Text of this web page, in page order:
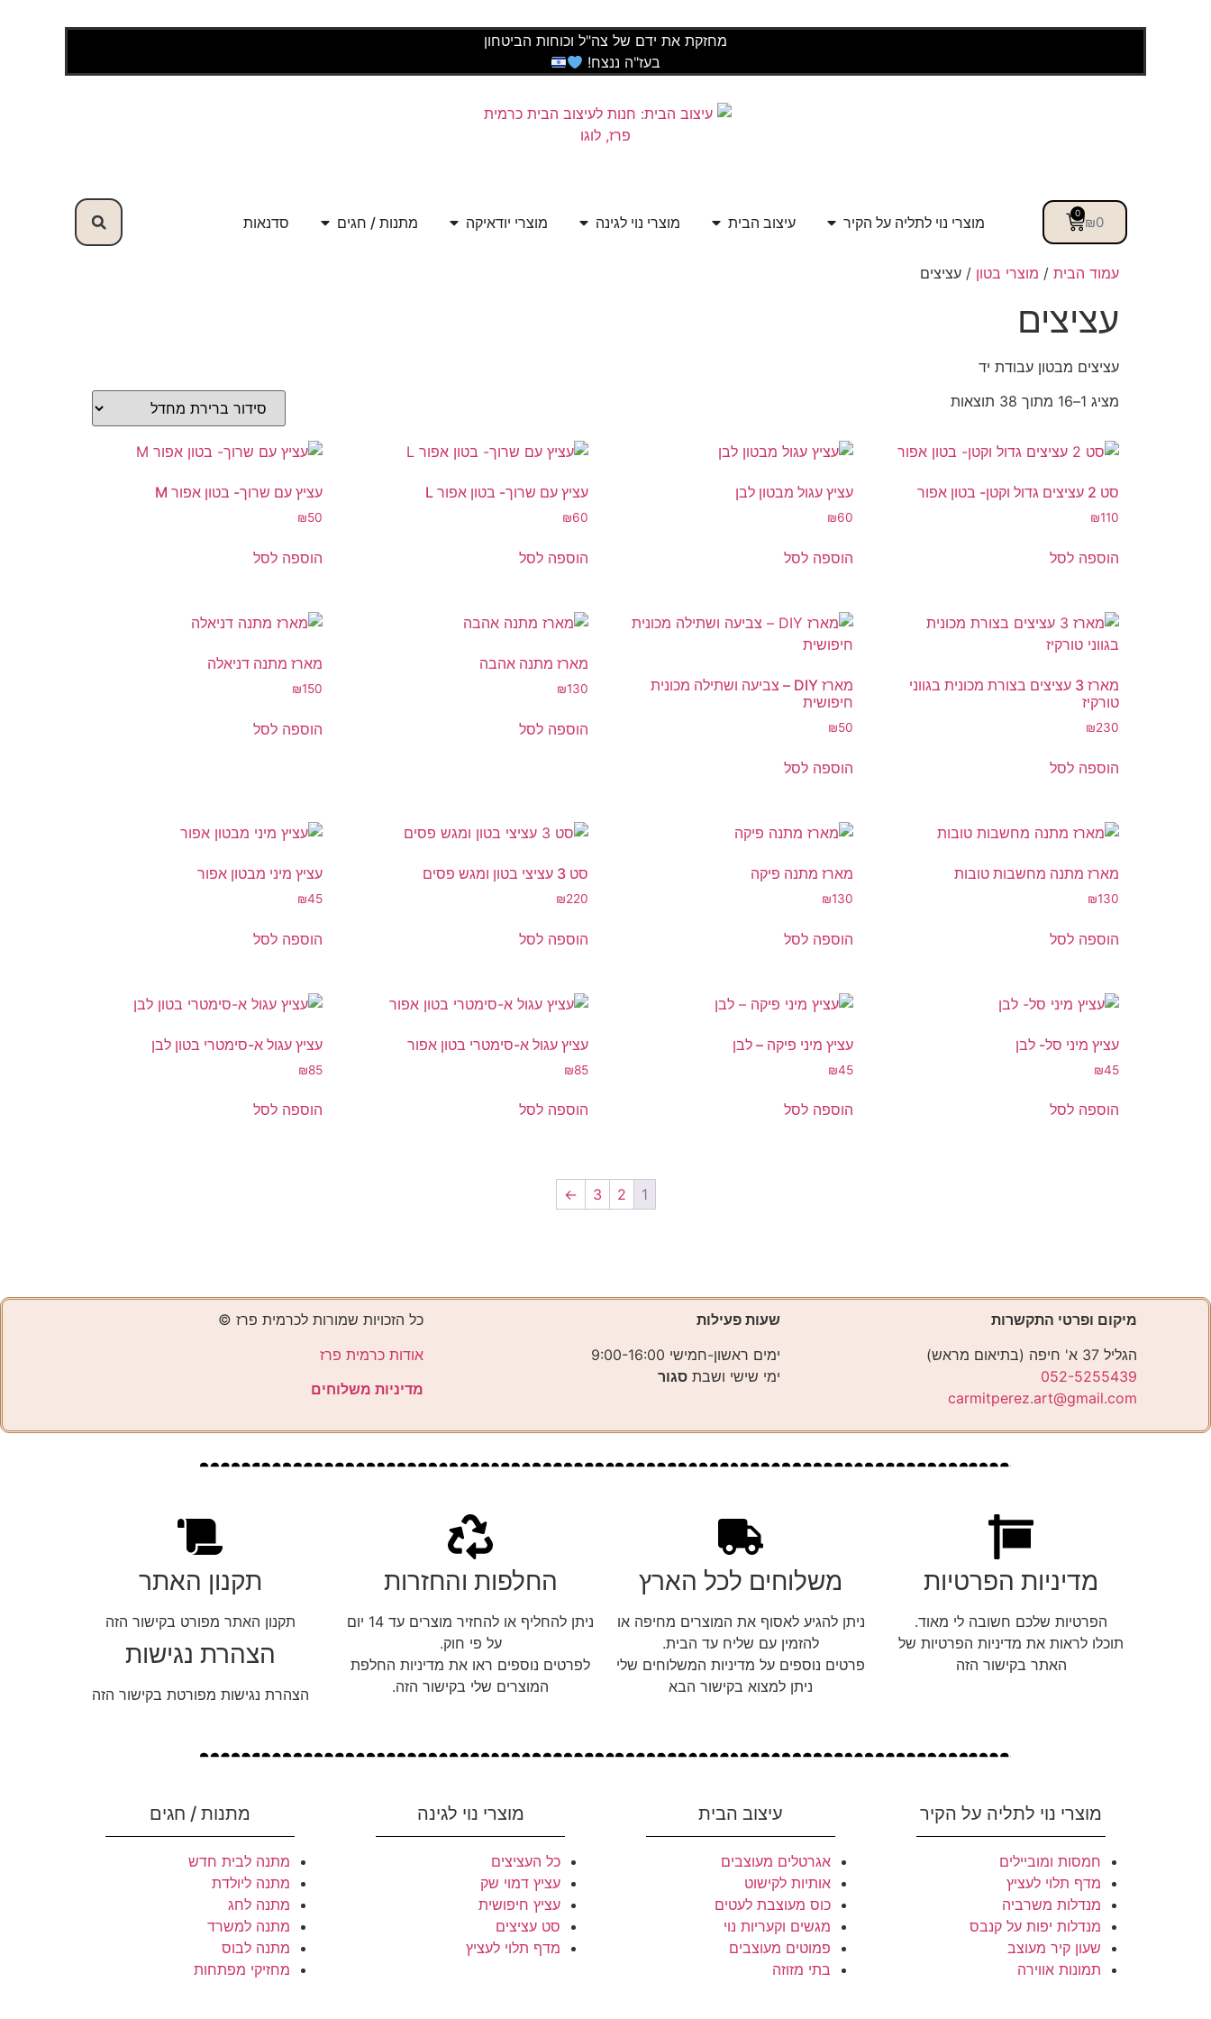
מחזקת את ידם של צה"ל וכוחות הביטחון
בעז"ה ננצח!
₪0
0
מוצרי נוי לתליה על הקיר עיצוב הבית מוצרי נוי לגינה מוצרי יודאיקה מתנות / חגים סדנאות
עמוד הבית / מוצרי בטון / עציצים
עציצים
עציצים מבטון עבודת יד
מציג 1–16 מתוך 38 תוצאות
סט 2 עציצים גדול וקטן- בטון אפור
₪110
הוספה לסל
עציץ עגול מבטון לבן
₪60
הוספה לסל
עציץ עם שרוך- בטון אפור L
₪60
הוספה לסל
עציץ עם שרוך- בטון אפור M
₪50
הוספה לסל
מארז 3 עציצים בצורת מכונית בגווני
טורקיז
₪230
הוספה לסל
מארז DIY – צביעה ושתילה מכונית
חיפושית
₪50
הוספה לסל
מארז מתנה אהבה
₪130
הוספה לסל
מארז מתנה דניאלה
₪150
הוספה לסל
מארז מתנה מחשבות טובות
₪130
הוספה לסל
מארז מתנה פיקה
₪130
הוספה לסל
סט 3 עציצי בטון ומגש פסים
₪220
הוספה לסל
עציץ מיני מבטון אפור
₪45
הוספה לסל
עציץ מיני סל- לבן
₪45
הוספה לסל
עציץ מיני פיקה – לבן
₪45
הוספה לסל
עציץ עגול א-סימטרי בטון אפור
₪85
הוספה לסל
עציץ עגול א-סימטרי בטון לבן
₪85
הוספה לסל
1
2
3
←
מיקום ופרטי התקשרות
הגליל 37 א' חיפה (בתיאום מראש)
052-5255439
carmitperez.art@gmail.com
שעות פעילות
ימים ראשון-חמישי 9:00-16:00
ימי שישי ושבת סגור
כל הזכויות שמורות לכרמית פרז ©️
אודות כרמית פרז
מדיניות משלוחים
מדיניות הפרטיות
הפרטיות שלכם חשובה לי מאוד.
תוכלו לראות את מדיניות הפרטיות של
האתר בקישור הזה
משלוחים לכל הארץ
ניתן להגיע לאסוף את המוצרים מחיפה או
להזמין עם שליח עד הבית.
פרטים נוספים על מדיניות המשלוחים שלי
ניתן למצוא בקישור הבא
החלפות והחזרות
ניתן להחליף או להחזיר מוצרים עד 14 יום
על פי חוק.
לפרטים נוספים ראו את מדיניות החלפת
המוצרים שלי בקישור הזה.
תקנון האתר
תקנון האתר מפורט בקישור הזה
הצהרת נגישות
הצהרת נגישות מפורטת בקישור הזה
מוצרי נוי לתליה על הקיר
חמסות ומוביילים
מדף תלוי לעציץ
מנדלות משרביה
מנדלות יפות על קנבס
שעון קיר מעוצב
תמונות אווירה
עיצוב הבית
אגרטלים מעוצבים
אותיות לקישוט
כוס מעוצבת לעטים
מגשים וקעריות נוי
פמוטים מעוצבים
בתי מזוזה
מוצרי נוי לגינה
כל העציצים
עציץ דמוי שק
עציץ חיפושית
סט עציצים
מדף תלוי לעציץ
מתנות / חגים
מתנה לבית חדש
מתנה ליולדת
מתנה לחג
מתנה למשרד
מתנה לבוס
מחזיקי מפתחות